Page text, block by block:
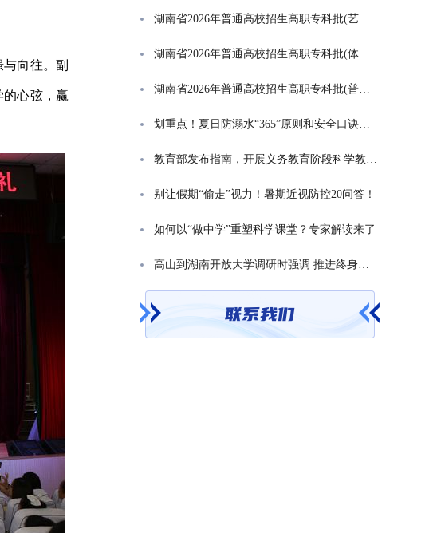
向往。副
心弦，赢
湖南省2026年普通高校招生高职专科批(艺术类)第一次投档分数线
湖南省2026年普通高校招生高职专科批(体育类)第一次投档分数线
湖南省2026年普通高校招生高职专科批(普通类)第一次投档分数线
划重点！夏日防溺水“365”原则和安全口诀一起学
教育部发布指南，开展义务教育阶段科学教育“做中学”领航行动
别让假期“偷走”视力！暑期近视防控20问答！
如何以“做中学”重塑科学课堂？专家解读来了
高山到湖南开放大学调研时强调 推进终身教育发展 在服务学习型社会建设中走好转型升级发展之路